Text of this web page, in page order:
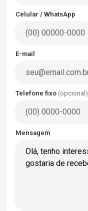
Celular / WhatsApp
E-mail
Telefone fixo (opcional)
Mensagem